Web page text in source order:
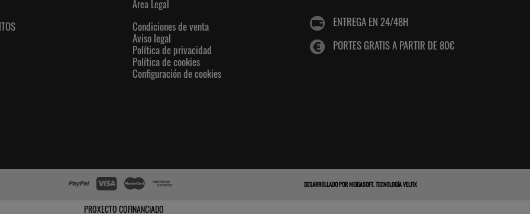
Área Legal
Condiciones de venta
Aviso legal
Política de privacidad
Política de cookies
Configuración de cookies
ENTREGA EN 24/48H
PORTES GRATIS A PARTIR DE 80€
DESARROLLADO PORMEIGASOFT.TECNOLOGÍA VELFIX
PROXECTO COFINANCIADO